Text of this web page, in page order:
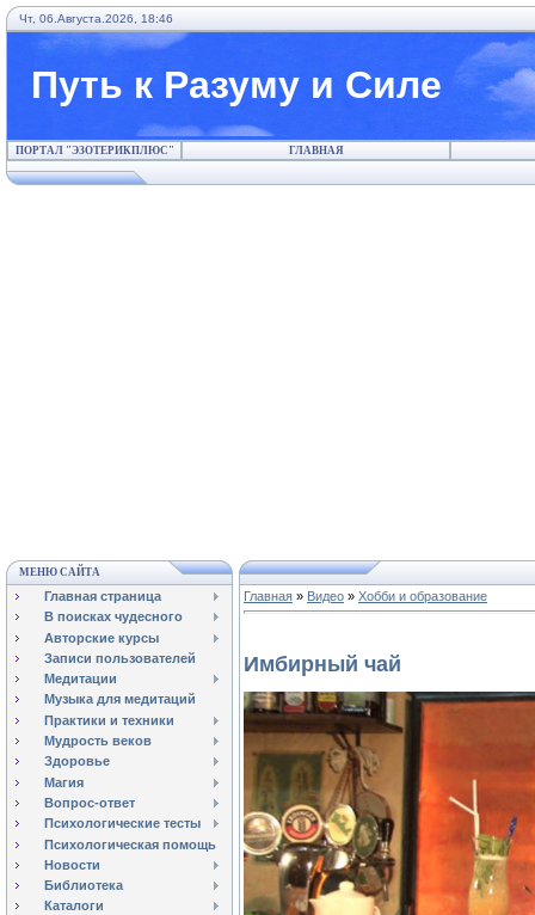
Чт, 06.Августа.2026, 18:46
Путь к Разуму и Силе
ПОРТАЛ "ЭЗОТЕРИКПЛЮС" ГЛАВНАЯ
МЕНЮ САЙТА
Главная страница
В поисках чудесного
Авторские курсы
Записи пользователей
Медитации
Музыка для медитаций
Практики и техники
Мудрость веков
Здоровье
Магия
Вопрос-ответ
Психологические тесты
Психологическая помощь
Новости
Библиотека
Каталоги
Главная » Видео » Хобби и образование
Имбирный чай